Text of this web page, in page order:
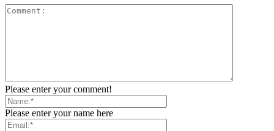
Please enter your comment!
Please enter your name here